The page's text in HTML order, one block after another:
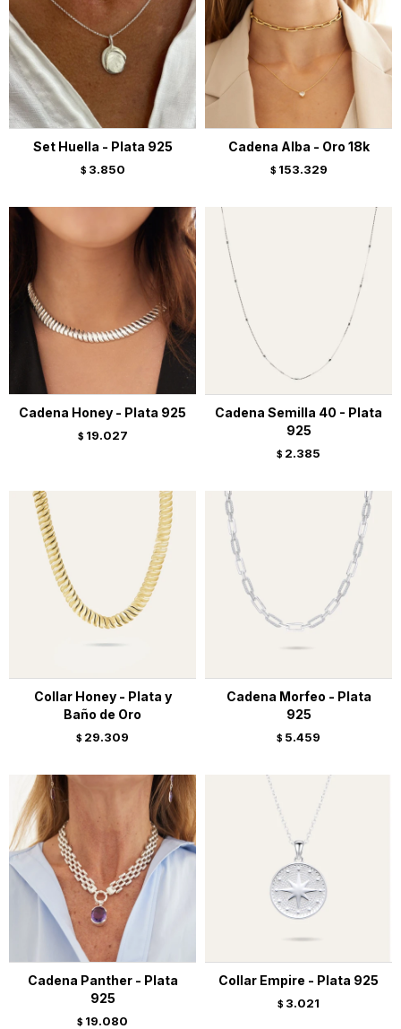
Set Huella - Plata 925
$ 3.850
Cadena Alba - Oro 18k
$ 153.329
Cadena Honey - Plata 925
$ 19.027
Cadena Semilla 40 - Plata
925
$ 2.385
Collar Honey - Plata y
Baño de Oro
$ 29.309
Cadena Morfeo - Plata
925
$ 5.459
Cadena Panther - Plata
925
$ 19.080
Collar Empire - Plata 925
$ 3.021